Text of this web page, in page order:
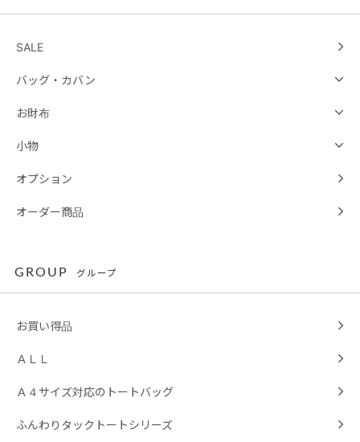
SALE
バッグ・カバン
お財布
小物
オプション
オーダー商品
GROUP グループ
お買い得品
ＡＬＬ
Ａ４サイズ対応のトートバッグ
ふんわりタックトートシリーズ